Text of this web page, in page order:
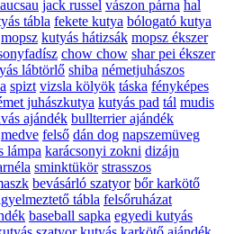
jack russel vászon párna hal
tábla fekete kutya bólogató kutya
mopsz kutyás hátizsák mopsz ékszer
chow chow shar pei ékszer
lábtörlő shiba németjuhászos
spizt vizsla kölyök táska fényképes
juhászkutya kutyás pad tál mudis
ajándék bullterrier ajándék
medve felső dán dog napszemüveg
lámpa karácsonyi zokni dizájn
sminktükör strasszos
bevásárló szatyor bőr karkötő
tábla felsőruházat
baseball sapka egyedi kutyás